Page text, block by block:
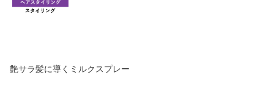
艶サラ髪に導くミルクスプレー